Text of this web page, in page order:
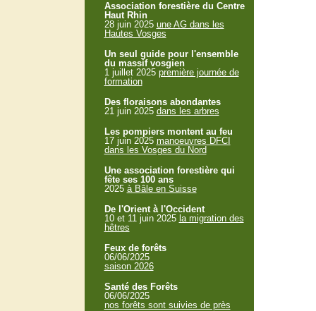
Association forestière du Centre
Haut Rhin
28 juin 2025 une AG dans les
Hautes Vosges
Un seul guide pour l'ensemble
du massif vosgien
1 juillet 2025 première journée de
formation
Des floraisons abondantes
21 juin 2025 dans les arbres
Les pompiers montent au feu
17 juin 2025 manoeuvres DFCI
dans les Vosges du Nord
Une association forestière qui
fête ses 100 ans
2025 à Bâle en Suisse
De l'Orient à l'Occident
10 et 11 juin 2025 la migration des
hêtres
Feux de forêts
06/06/2025
saison 2026
Santé des Forêts
06/06/2025
nos forêts sont suivies de près